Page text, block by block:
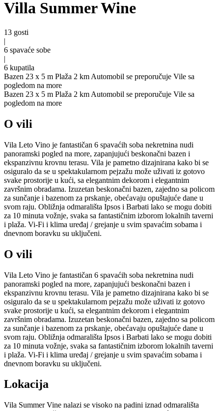
Villa Summer Wine
13 gosti
|
6 spavaće sobe
|
6 kupatila
Bazen 23 x 5 m Plaža 2 km Automobil se preporučuje Vile sa
pogledom na more
Bazen 23 x 5 m Plaža 2 km Automobil se preporučuje Vile sa
pogledom na more
O vili
Vila Leto Vino je fantastičan 6 spavaćih soba nekretnina nudi
panoramski pogled na more, zapanjujući beskonačni bazen i
ekspanzivnu krovnu terasu. Vila je pametno dizajnirana kako bi se
osiguralo da se u spektakularnom pejzažu može uživati iz gotovo
svake prostorije u kući, sa elegantnim dekorom i elegantnim
završnim obradama. Izuzetan beskonačni bazen, zajedno sa policom
za sunčanje i bazenom za prskanje, obećavaju opuštajuće dane u
svom raju. Obližnja odmarališta Ipsos i Barbati lako se mogu dobiti
za 10 minuta vožnje, svaka sa fantastičnim izborom lokalnih taverni
i plaža. Vi-Fi i klima uređaj / grejanje u svim spavaćim sobama i
dnevnom boravku su uključeni.
O vili
Vila Leto Vino je fantastičan 6 spavaćih soba nekretnina nudi
panoramski pogled na more, zapanjujući beskonačni bazen i
ekspanzivnu krovnu terasu. Vila je pametno dizajnirana kako bi se
osiguralo da se u spektakularnom pejzažu može uživati iz gotovo
svake prostorije u kući, sa elegantnim dekorom i elegantnim
završnim obradama. Izuzetan beskonačni bazen, zajedno sa policom
za sunčanje i bazenom za prskanje, obećavaju opuštajuće dane u
svom raju. Obližnja odmarališta Ipsos i Barbati lako se mogu dobiti
za 10 minuta vožnje, svaka sa fantastičnim izborom lokalnih taverni
i plaža. Vi-Fi i klima uređaj / grejanje u svim spavaćim sobama i
dnevnom boravku su uključeni.
Lokacija
Vila Summer Vine nalazi se visoko na padini iznad odmarališta